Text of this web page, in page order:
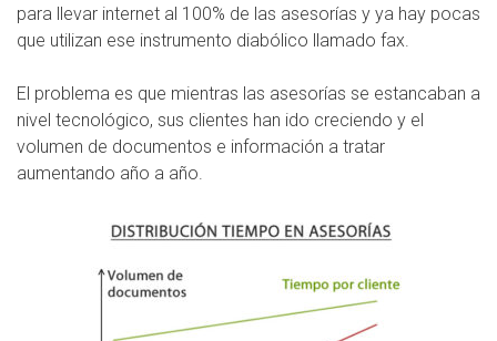
para llevar internet al 100% de las asesorías y ya hay pocas
que utilizan ese instrumento diabólico llamado fax.
El problema es que mientras las asesorías se estancaban a
nivel tecnológico, sus clientes han ido creciendo y el
volumen de documentos e información a tratar
aumentando año a año.